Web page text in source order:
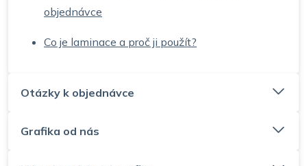
objednávce
Co je laminace a proč ji použít?
Otázky k objednávce
Grafika od nás